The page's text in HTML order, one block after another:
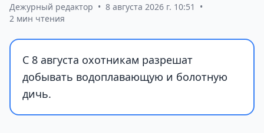
Дежурный редактор • 8 августа 2026 г. 10:51
•
2 мин чтения
С 8 августа охотникам разрешат
добывать водоплавающую и болотную
дичь.